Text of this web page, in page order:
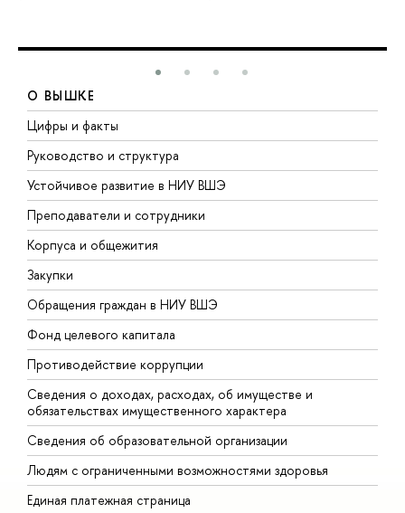
О ВЫШКЕ
Цифры и факты
Руководство и структура
Устойчивое развитие в НИУ ВШЭ
Преподаватели и сотрудники
Корпуса и общежития
Закупки
Обращения граждан в НИУ ВШЭ
Фонд целевого капитала
Противодействие коррупции
Сведения о доходах, расходах, об имуществе и
обязательствах имущественного характера
Сведения об образовательной организации
Людям с ограниченными возможностями здоровья
Единая платежная страница